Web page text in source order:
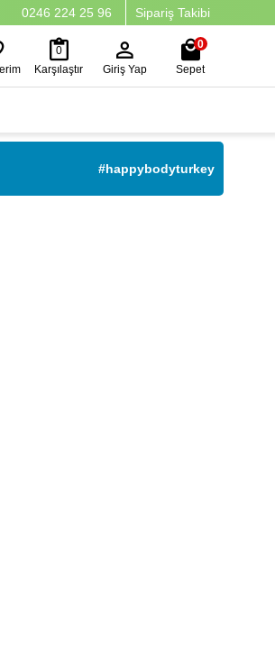
0246 224 25 96 Sipariş Takibi
0
Karşılaştır
Giriş Yap
0
Sepet
#happybodyturkey